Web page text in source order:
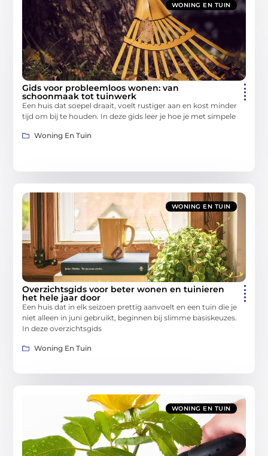
WONING EN TUIN
Gids voor probleemloos wonen: van
schoonmaak tot tuinwerk
Een huis dat soepel draait, voelt rustiger aan en kost minder
tijd om bij te houden. In deze gids leer je hoe je met simpele
Woning En Tuin
WONING EN TUIN
Overzichtsgids voor beter wonen en tuinieren
het hele jaar door
Een huis dat in elk seizoen prettig aanvoelt en een tuin die je
niet alleen in juni gebruikt, beginnen bij slimme basiskeuzes.
In deze overzichtsgids
Woning En Tuin
WONING EN TUIN